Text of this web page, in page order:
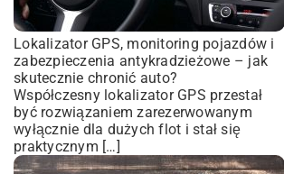
Lokalizator GPS, monitoring pojazdów i
zabezpieczenia antykradzieżowe – jak
skutecznie chronić auto?
Współczesny lokalizator GPS przestał
być rozwiązaniem zarezerwowanym
wyłącznie dla dużych flot i stał się
praktycznym […]